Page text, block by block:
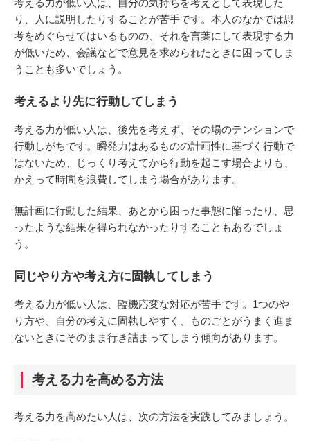
考える力が低い人は、自分の気持ちを考えとして表現した
り、人に説明したりすることが苦手です。本人のなかでは思
考をめぐらせてはいるものの、それを言葉にして表現する力
が低いため、会議などで意見を求められたときに困ってしま
うことも多いでしょう。
考えるより先に行動してしまう
考える力が低い人は、後先を考えず、その場のテンションで
行動しがちです。瞬発力はあるものの計画性に基づく行動で
はないため、じっくり考えてから行動を起こす場合よりも、
かえって時間を浪費してしまう場合があります。
無計画に行動した結果、あとから困った事態に陥ったり、思
ったような結果を得られなかったりすることもあるでしょ
う。
同じやり方や考え方に固執してしまう
考える力が低い人は、臨機応変な対応が苦手です。1つのや
り方や、自分の考えに固執しやすく、ものごとがうまく進ま
ないときにそのまま行き詰まってしまう傾向があります。
考える力を高める方法
考える力を高めたい人は、次の方法を実践してみましょう。